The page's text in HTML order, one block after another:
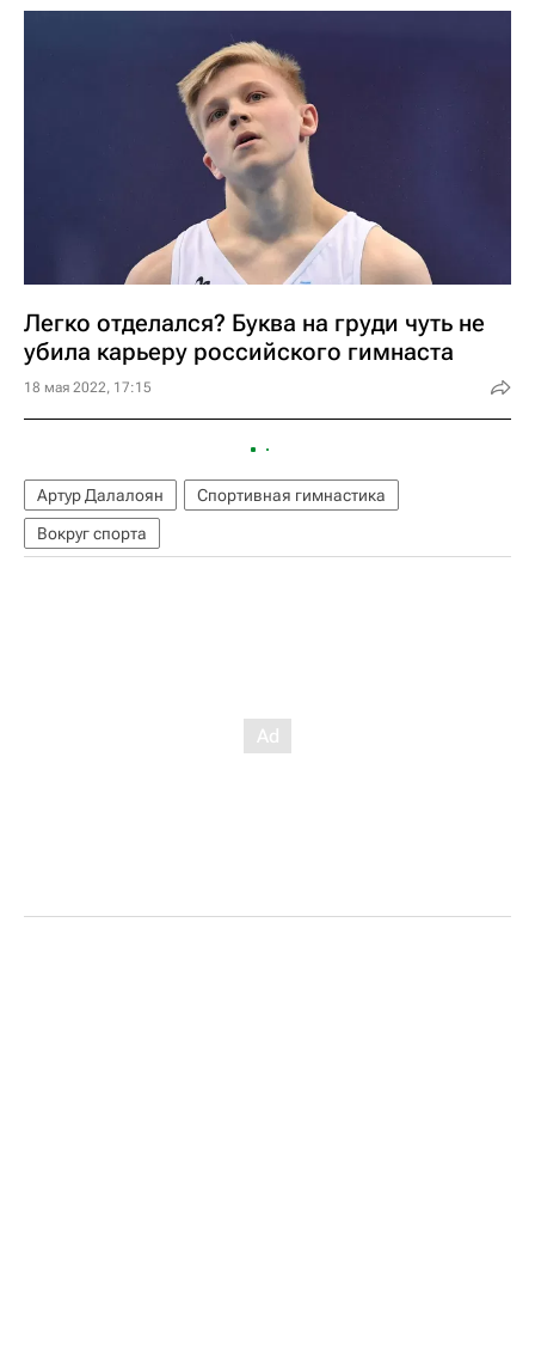
Легко отделался? Буква на груди чуть не
убила карьеру российского гимнаста
18 мая 2022, 17:15
Артур Далалоян
Спортивная гимнастика
Вокруг спорта